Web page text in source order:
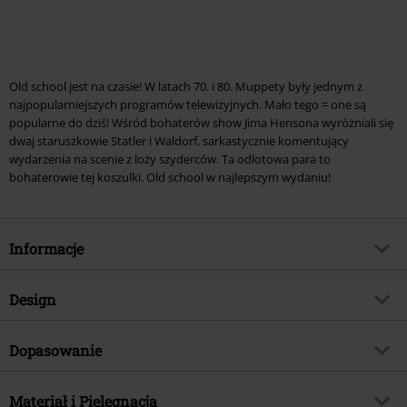
Old school jest na czasie! W latach 70. i 80. Muppety były jednym z
najpopularniejszych programów telewizyjnych. Mało tego = one są
popularne do dziś! Wśród bohaterów show Jima Hensona wyróżniali się
dwaj staruszkowie Statler i Waldorf, sarkastycznie komentujący
wydarzenia na scenie z loży szyderców. Ta odlotowa para to
bohaterowie tej koszulki. Old school w najlepszym wydaniu!
Informacje
Numer artykułu
Kategoria produktu
Merch dla Fanów, Seriale, Disney,
Licencja
Oficjalnie licencjonowany produkt
Design
Rodzaj artykułu
Nadruk
Dopasowanie
Krój - Top
Materiał i Pielęgnacja